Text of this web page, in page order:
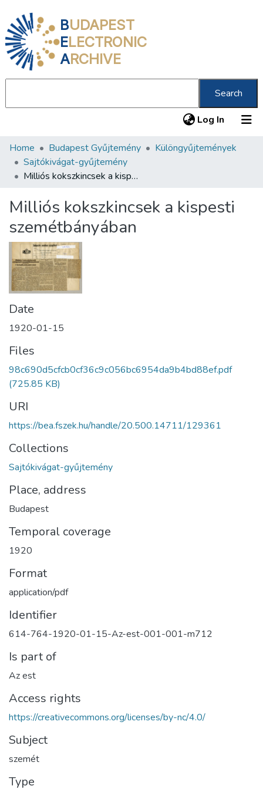
BUDAPEST
ELECTRONIC
ARCHIVE
Search
Log In (current)
Communities & Collections
All of DSpace
Home Budapest Gyűjtemény
Különgyűjtemények
Sajtókivágat-gyűjtemény
Milliós kokszkincsek a kispesti szemétbányában
Milliós kokszkincsek a kispesti
szemétbányában
Date
1920-01-15
Files
98c690d5cfcb0cf36c9c056bc6954da9b4bd88ef.pdf
(725.85 KB)
URI
https://bea.fszek.hu/handle/20.500.14711/129361
Collections
Sajtókivágat-gyűjtemény
Place, address
Budapest
Temporal coverage
1920
Format
application/pdf
Identifier
614-764-1920-01-15-Az-est-001-001-m712
Is part of
Az est
Access rights
https://creativecommons.org/licenses/by-nc/4.0/
Subject
szemét
Type